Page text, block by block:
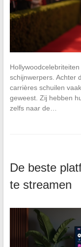
schijnwerpers. Achter
carrières schuilen
geweest. Zij hebben
zelfs naar de…
De beste
te streamen